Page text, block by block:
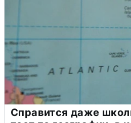
Справится даже